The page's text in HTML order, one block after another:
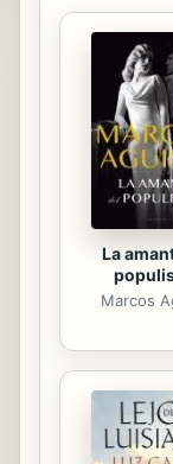
La
Marcos